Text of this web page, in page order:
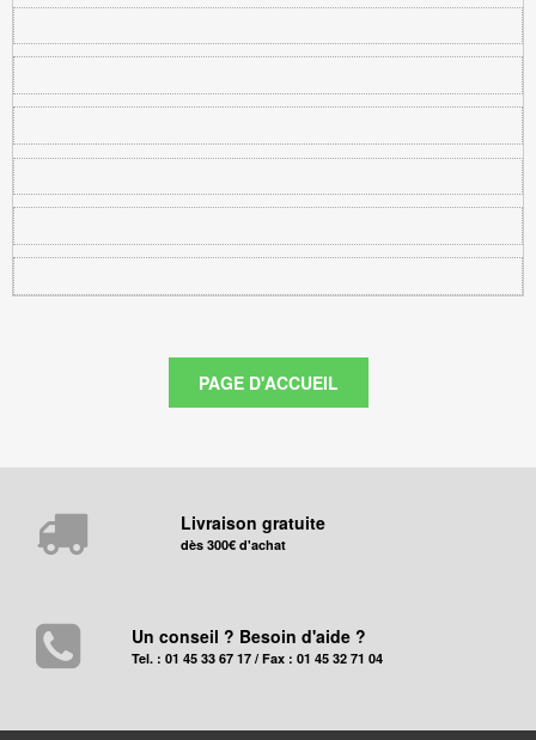
Livraison gratuite
dès 300€ d'achat
Un conseil ? Besoin d'aide ?
Tel. : 01 45 33 67 17 / Fax : 01 45 32 71 04